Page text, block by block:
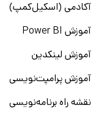
آکادمی (اسکیل‌کمپ)
آموزش Power BI
آموزش لینکدین
آموزش پرامپت‌نویسی
نقشه راه برنامه‌نویسی